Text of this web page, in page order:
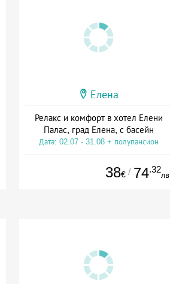
Елена
Релакс и комфорт в хотел Елени
Палас, град Елена, с басейн
Дата: 02.07 - 31.08 + полупансион
38€ / 74.32
лв.